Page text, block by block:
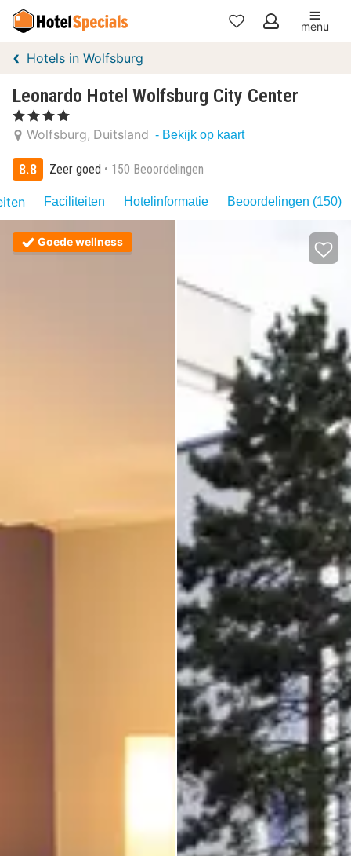
Mijn
menu
Hotels in Wolfsburg
Leonardo Hotel Wolfsburg City Center
, 4 Sterren
Wolfsburg Duitsland - Bekijk op kaart
8.8 Zeer goed 150 Beoordelingen
Faciliteiten Hotelinformatie Beoordelingen (150)
Goede wellness